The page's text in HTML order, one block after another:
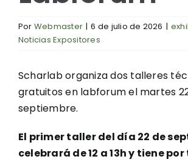
Por Webmaster | 6 de julio de 2026 |
Noticias Expositores
Scharlab organiza dos talleres
gratuitos en labforum el martes
septiembre.
El primer taller del día 22 de
celebrará de 12 a 13h y tiene